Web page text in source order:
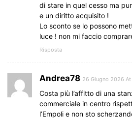
di stare in quel cesso ma
e un diritto acquisito !
Lo sconto se lo possono
luce ! non mi faccio
Risposta
Andrea78 26 Giugno 2026 At
Costa più l’affitto di una
commerciale in centro
l’Empoli e non sto